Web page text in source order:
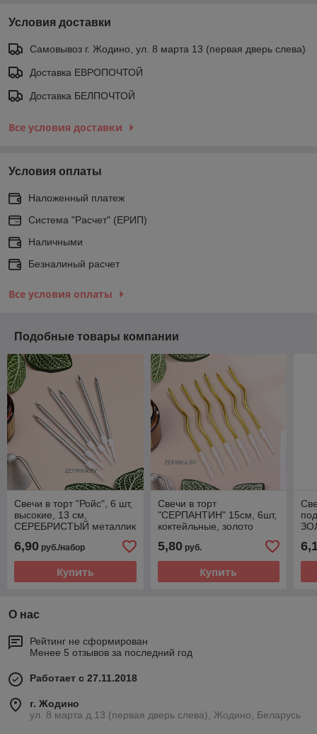
Условия доставки
Самовывоз г. Жодино, ул. 8 марта 13 (первая дверь слева)
Доставка ЕВРОПОЧТОЙ
Доставка БЕЛПОЧТОЙ
Все условия доставки
Условия оплаты
Наложенный платеж
Система "Расчет" (ЕРИП)
Наличными
Безналиный расчет
Все условия оплаты
Подобные товары компании
Свечи в торт "Ройс", 6 шт,
высокие, 13 см,
СЕРЕБРИСТЫЙ металлик
6,90 руб./набор
Купить
Свечи в торт
"СЕРПАНТИН" 15см, 6шт,
коктейльные, золото
5,80руб.
Купить
О нас
Рейтинг не сформирован
Менее 5 отзывов за последний год
Работает с 27.11.2018
г. Жодино
ул. 8 марта д.13 (первая дверь слева), Жодино, Беларусь